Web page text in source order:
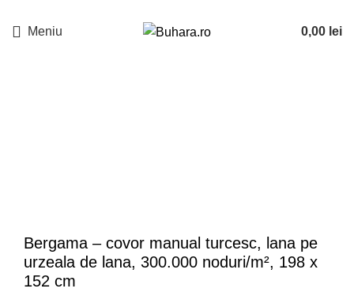
Meniu 0,00 lei
Bergama – covor manual turcesc, lana pe
urzeala de lana, 300.000 noduri/m², 198 x
152 cm